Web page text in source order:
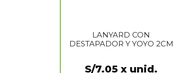
LANYARD CON
DESTAPADOR Y YOYO 2CM
S/7.05 x unid.